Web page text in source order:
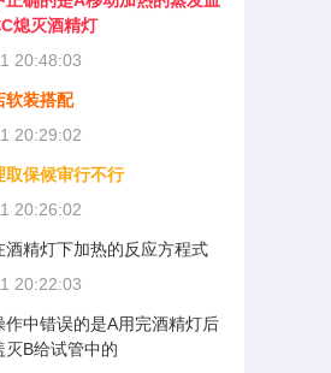
熄灭酒精灯
20:48:03
软装搭配
20:29:02
取保候审行不行
20:26:02
酒精灯下加热的反应方程式
20:22:03
作中错误的是A用完酒精灯后
灭B给试管中的